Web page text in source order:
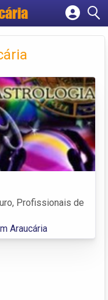
empresa
Profissionais de
Araucária